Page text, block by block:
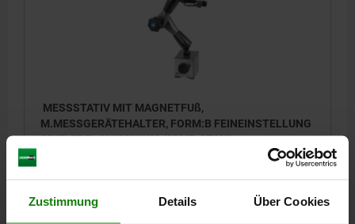
Zustimmung Details Über Cookies
MESSSTATIV MIT MAGNETFUß,
M.MESSGERÄTEHALTER, FORM:B FEINEINSTELLUNG
SPIELFREI, ALUMINIUM, KOMP:STAHL
BREITE=50
H2=236,7 L1=90 AKTIONSRADIUS=345